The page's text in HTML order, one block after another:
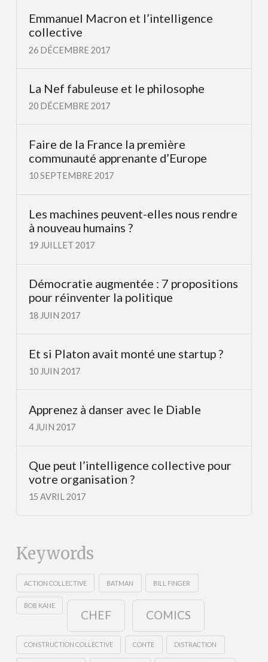
Emmanuel Macron et l’intelligence
collective
26 DÉCEMBRE 2017
La Nef fabuleuse et le philosophe
20 DÉCEMBRE 2017
Faire de la France la première
communauté apprenante d’Europe
10 SEPTEMBRE 2017
Les machines peuvent-elles nous rendre
à nouveau humains ?
19 JUILLET 2017
Démocratie augmentée : 7 propositions
pour réinventer la politique
18 JUIN 2017
Et si Platon avait monté une startup ?
10 JUIN 2017
Apprenez à danser avec le Diable
4 JUIN 2017
Que peut l’intelligence collective pour
votre organisation ?
15 AVRIL 2017
Keywords
ACTION COLLECTIVE BATMAN BILL FINGER
BOB KANE
CHEF COMICS
CONSTRUCTION COLLECTIVE CONTE DISTRACTION